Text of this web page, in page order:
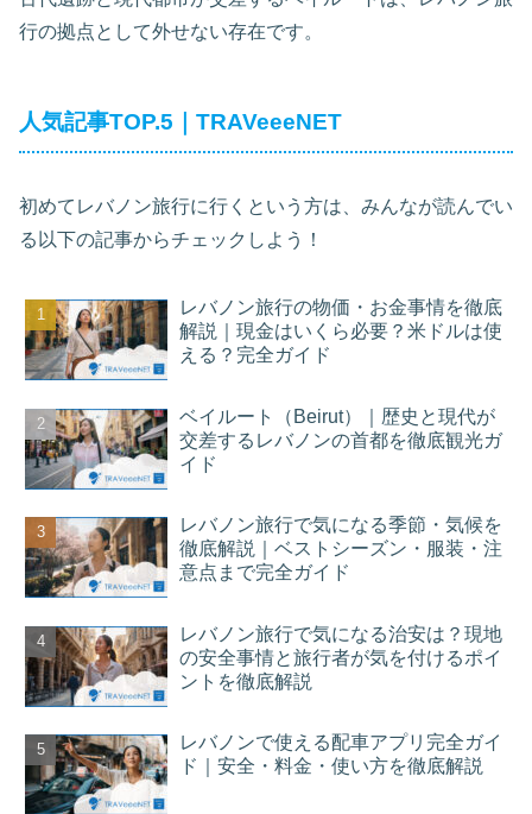
行の拠点として外せない存在です。
人気記事TOP.5｜TRAVeeeNET
初めてレバノン旅行に行くという方は、みんなが読んでい
る以下の記事からチェックしよう！
レバノン旅行の物価・お金事情を徹底
解説｜現金はいくら必要？米ドルは使
える？完全ガイド
ベイルート（Beirut）｜歴史と現代が
交差するレバノンの首都を徹底観光ガ
イド
レバノン旅行で気になる季節・気候を
徹底解説｜ベストシーズン・服装・注
意点まで完全ガイド
レバノン旅行で気になる治安は？現地
の安全事情と旅行者が気を付けるポイ
ントを徹底解説
レバノンで使える配車アプリ完全ガイ
ド｜安全・料金・使い方を徹底解説